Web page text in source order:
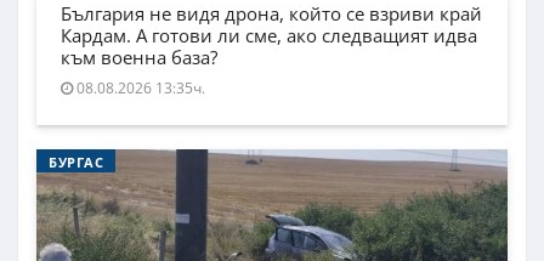
България не видя дрона, който се взриви край
Кардам. А готови ли сме, ако следващият идва
към военна база?
08.08.2026 13:35ч.
БУРГАС